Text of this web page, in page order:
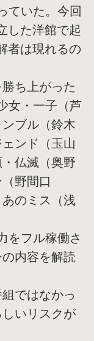
ていた。今回
した洋館で起
者は現れるの
ち上がった
女・一子（芦
ブル（鈴木
ンド（玉山
仏滅（奥野
野間口
のミス（浅
をフル稼働さ
内容を解読
ではなかっ
いリスクが